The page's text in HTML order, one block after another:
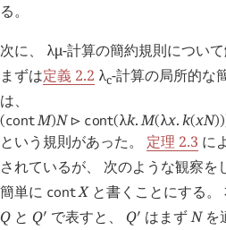
る。
次に、 λμ-計算の簡約規則について
まずは定義 2.2 λc-計算の局所的な
は、
(contM)N ⊳ cont(λk.M(λx.k(xN))
という規則があった。 定理 2.3 に
されているが、 次のような観察
簡単に contXと書くことにする。
Q と Q󰎘 で表すと、 Q󰎘 はまずNを